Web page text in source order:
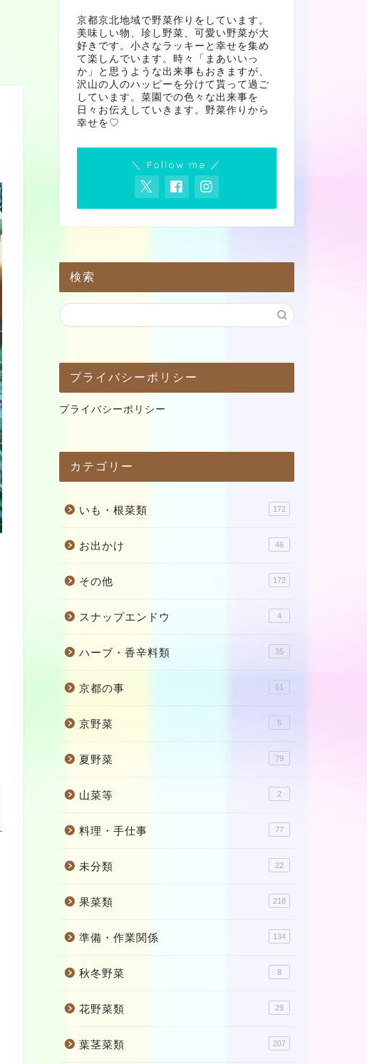
京都京北地域で野菜作りをしています。
美味しい物、珍し野菜、可愛い野菜が大
好きです。小さなラッキーと幸せを集め
て楽しんでいます。時々「まあいいっ
か」と思うような出来事もおきますが、
沢山の人のハッピーを分けて貰って過ご
しています。菜園での色々な出来事を
日々お伝えしていきます。野菜作りから
幸せを♡
＼ Follow me ／
検索
プライバシーポリシー
プライバシーポリシー
カテゴリー
いも・根菜類 172
お出かけ 46
その他 172
スナップエンドウ 4
ハーブ・香辛料類 35
京都の事 61
京野菜 5
夏野菜 79
山菜等 2
料理・手仕事 77
未分類 22
果菜類 218
準備・作業関係 134
秋冬野菜 8
花野菜類 29
葉茎菜類 207